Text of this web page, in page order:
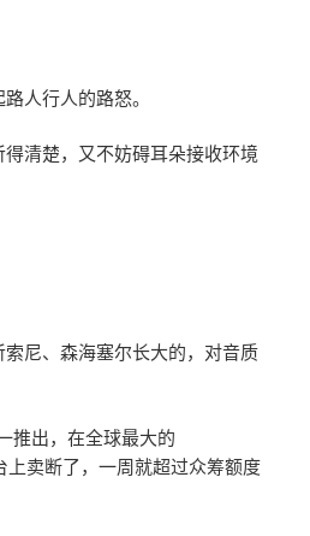
人行人的路怒。
清楚，又不妨碍耳朵接收环境
尼、森海塞尔长大的，对音质
推出，在全球最大的
上卖断了，一周就超过众筹额度